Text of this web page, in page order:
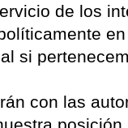
de los
si
con las